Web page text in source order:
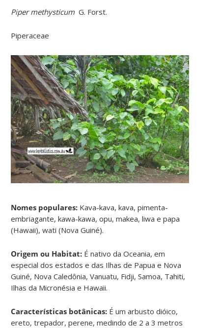
Piper methysticum G. Forst.
Piperaceae
Nomes populares: Kava-kava, kava, pimenta-
embriagante, kawa-kawa, opu, makea, liwa e papa
(Hawaii), wati (Nova Guiné).
Origem ou Habitat: É nativo da Oceania, em
especial dos estados e das Ilhas de Papua e Nova
Guiné, Nova Caledônia, Vanuatu, Fidji, Samoa, Tahiti,
Ilhas da Micronésia e Hawaii.
Características botânicas: É um arbusto dióico,
ereto, trepador, perene, medindo de 2 a 3 metros